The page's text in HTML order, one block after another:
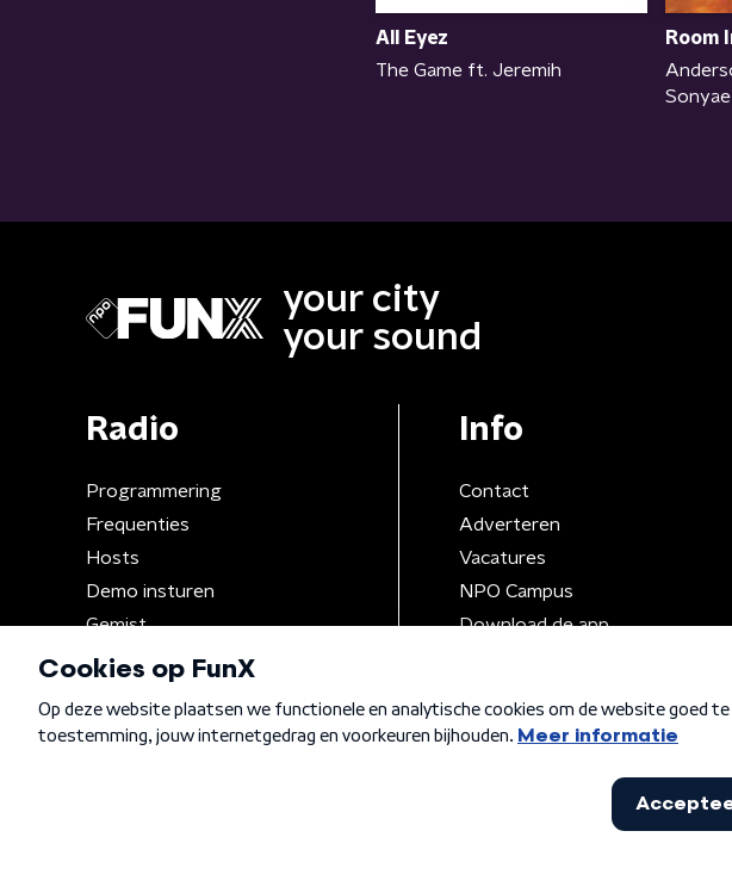
All Eyez
The Game ft. Jeremih
Room
your city
your sound
Radio
Programmering
Frequenties
Hosts
Demo insturen
Gemist
Info
Contact
Adverteren
Vacatures
NPO Campus
Download de app
Algemene voorwaarden Privacybeleid